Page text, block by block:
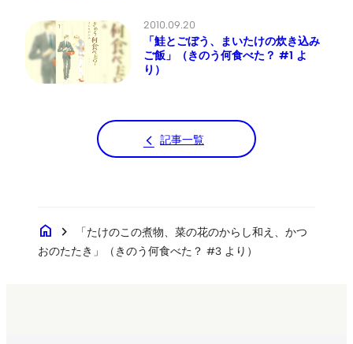
2010.09.20
「鮭とごぼう、まいたけの炊き込み
ご飯」（きのう何食べた？ #1 よ
り）
記事一覧
home chevron_right
「たけのこの煮物、菜の花のからし和え、かつ
おのたたき」（きのう何食べた？ #3 より）